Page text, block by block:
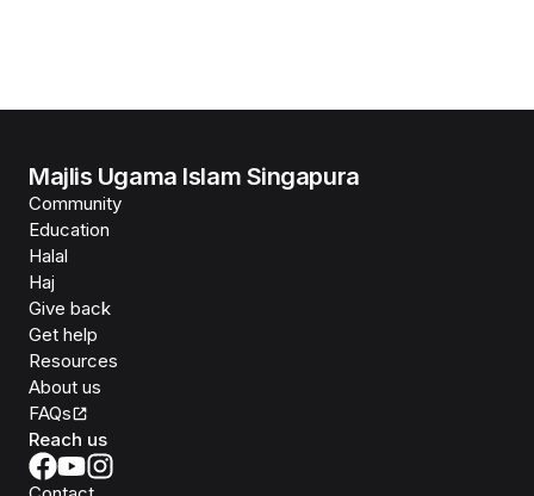
Majlis Ugama Islam Singapura
Community
Education
Halal
Haj
Give back
Get help
Resources
About us
FAQs
Reach us